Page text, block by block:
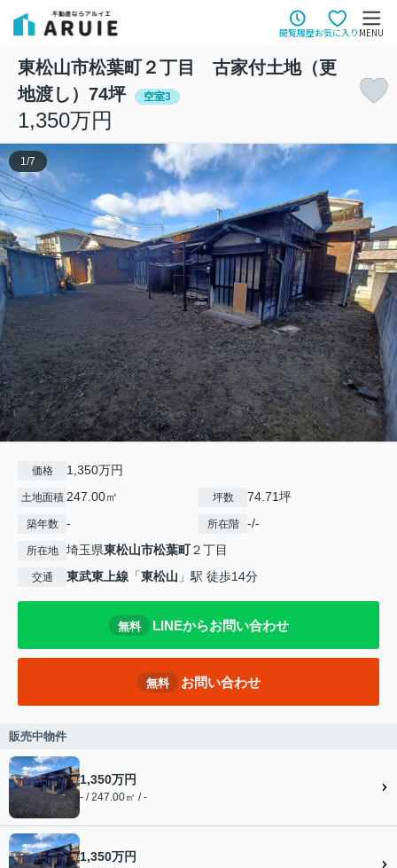
閲覧履歴お気に入り MENU
東松山市松葉町２丁目 古家付土地（更
地渡し）74坪
空室3
1,350万円
1/7
価格 1,350万円
土地面積 247.00㎡ 坪数 74.71坪
築年数 - 所在階 -/-
所在地 埼玉県東松山市松葉町２丁目
交通 東武東上線 「東松山 」駅 徒歩14分
無料 LINEからお問い合わせ
無料 お問い合わせ
販売中物件
1,350万円
- / 247.00㎡ / -
1,350万円